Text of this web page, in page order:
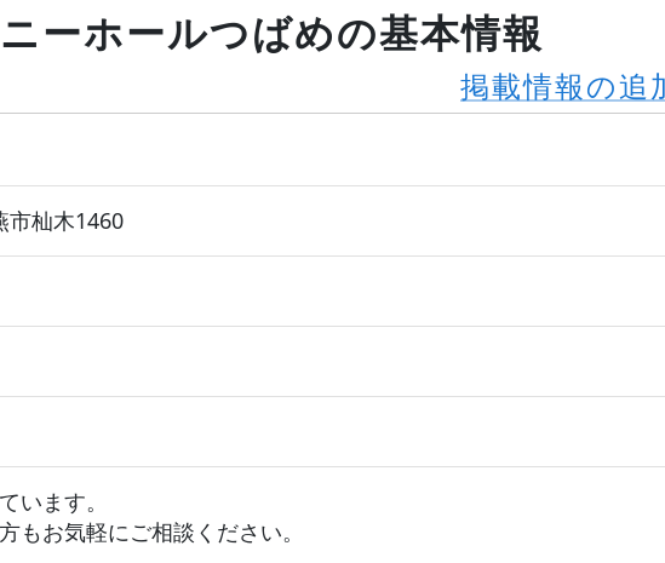
ーホールつばめの基本情報
掲載情報の追
市杣木1460
います。
もお気軽にご相談ください。